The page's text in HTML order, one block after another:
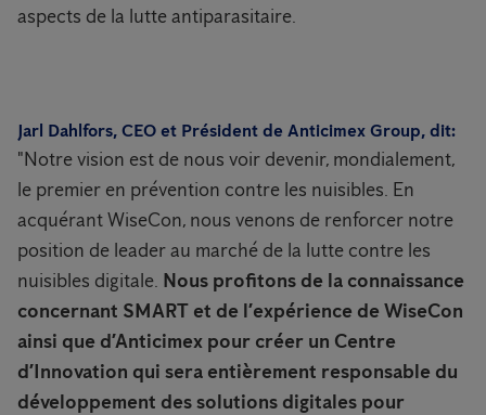
aspects de la lutte antiparasitaire.
Jarl Dahlfors, CEO et Président de Anticimex Group, dit:
"Notre vision est de nous voir devenir, mondialement,
le premier en prévention contre les nuisibles. En
acquérant WiseCon, nous venons de renforcer notre
position de leader au marché de la lutte contre les
nuisibles digitale. Nous profitons de la connaissance
concernant SMART et de l’expérience de WiseCon
ainsi que d’Anticimex pour créer un Centre
d’Innovation qui sera entièrement responsable du
développement des solutions digitales pour